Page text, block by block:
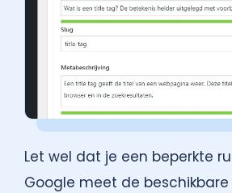
Let wel dat je een beperkte
Google meet de